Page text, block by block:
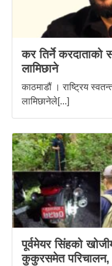
कर तिर्ने करदाताको
लामिछाने
काठमाडौं । राष्ट्रिय
लामिछानेले[...]
पूर्वमेयर सिंहको
कुकुरसमेत परिचालन,